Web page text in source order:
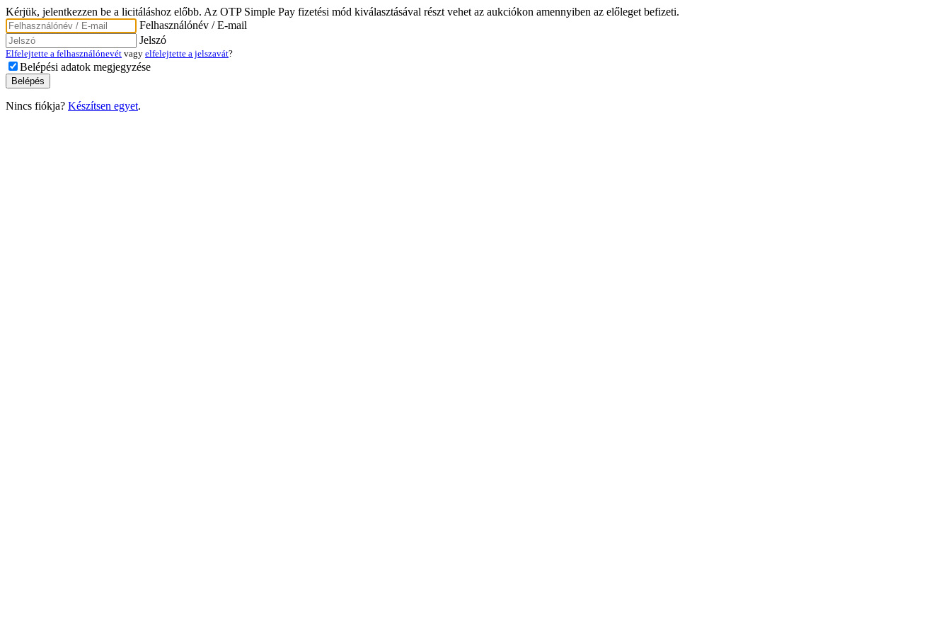
Kérjük, jelentkezzen be a licitáláshoz előbb. Az OTP Simple Pay fizetési mód kiválasztásával részt vehet az aukciókon amennyiben az előleget befizeti.
Felhasználónév / E-mail
Jelszó
Elfelejtette a felhasználónevét vagy elfelejtette a jelszavát?
Belépési adatok megjegyzése
Nincs fiókja? Készítsen egyet.